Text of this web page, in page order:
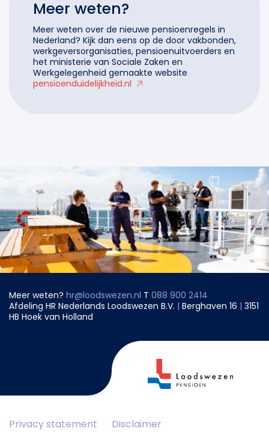
Meer weten?
Meer weten over de nieuwe pensioenregels in
Nederland? Kijk dan eens op de door vakbonden,
werkgeversorganisaties, pensioenuitvoerders en
het ministerie van Sociale Zaken en
Werkgelegenheid gemaakte website
pensioenduidelijkheid.nl
Meer weten? hr@loodswezen.nl T 088 900 2414
Afdeling HR Nederlands Loodswezen B.V.
Berghaven 16
3151
HB Hoek van Holland
Privacy statement Disclaimer